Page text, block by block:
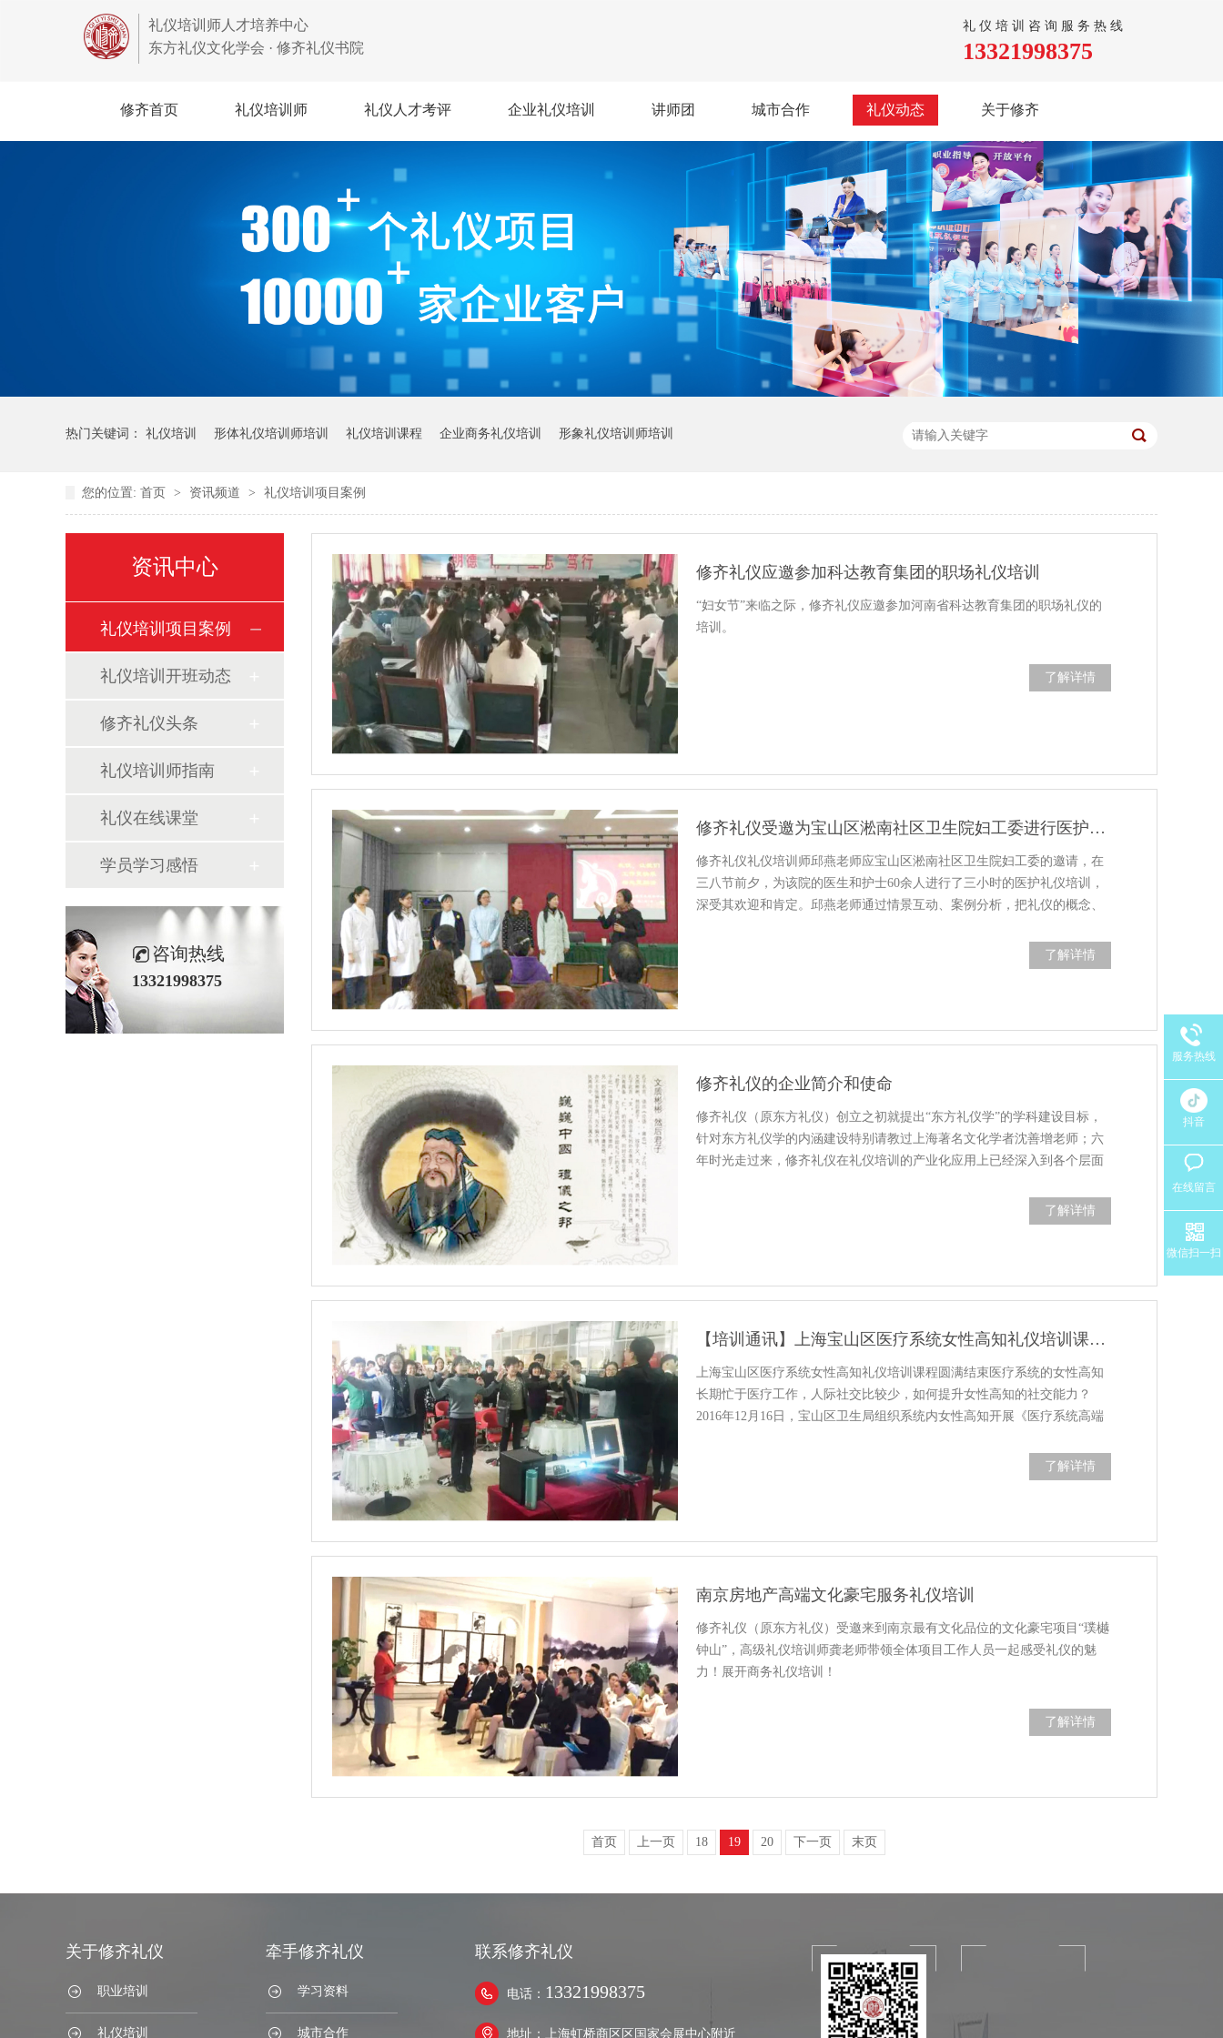
礼仪培训师人才培养中心
东方礼仪文化学会 · 修齐礼仪书院
礼仪培训咨询服务热线
13321998375
修齐首页 礼仪培训师 礼仪人才考评 企业礼仪培训 讲师团 城市合作 礼仪动态 关于修齐
热门关键词： 礼仪培训 形体礼仪培训师培训 礼仪培训课程 企业商务礼仪培训 形象礼仪培训师培训
您的位置: 首页 > 资讯频道 > 礼仪培训项目案例
资讯中心
礼仪培训项目案例
礼仪培训开班动态
修齐礼仪头条
礼仪培训师指南
礼仪在线课堂
学员学习感悟
咨询热线
13321998375
修齐礼仪应邀参加科达教育集团的职场礼仪培训
“妇女节”来临之际，修齐礼仪应邀参加河南省科达教育集团的职场礼仪的
培训。
了解详情
修齐礼仪受邀为宝山区淞南社区卫生院妇工委进行医护礼仪培训
修齐礼仪礼仪培训师邱燕老师应宝山区淞南社区卫生院妇工委的邀请，在
三八节前夕，为该院的医生和护士60余人进行了三小时的医护礼仪培训，
深受其欢迎和肯定。邱燕老师通过情景互动、案例分析，把礼仪的概念、
了解详情
修齐礼仪的企业简介和使命
修齐礼仪（原东方礼仪）创立之初就提出“东方礼仪学”的学科建设目标，
针对东方礼仪学的内涵建设特别请教过上海著名文化学者沈善增老师；六
年时光走过来，修齐礼仪在礼仪培训的产业化应用上已经深入到各个层面
了解详情
【培训通讯】上海宝山区医疗系统女性高知礼仪培训课程圆满结束
上海宝山区医疗系统女性高知礼仪培训课程圆满结束医疗系统的女性高知
长期忙于医疗工作，人际社交比较少，如何提升女性高知的社交能力？
2016年12月16日，宝山区卫生局组织系统内女性高知开展《医疗系统高端
了解详情
南京房地产高端文化豪宅服务礼仪培训
修齐礼仪（原东方礼仪）受邀来到南京最有文化品位的文化豪宅项目“璞樾
钟山”，高级礼仪培训师龚老师带领全体项目工作人员一起感受礼仪的魅
力！展开商务礼仪培训！
了解详情
首页 上一页 18 19 20 下一页 末页
关于修齐礼仪
职业培训
礼仪培训
牵手修齐礼仪
学习资料
城市合作
联系修齐礼仪
电话： 13321998375
地址：上海虹桥商区区国家会展中心附近
服务热线
抖音
在线留言
微信扫一扫